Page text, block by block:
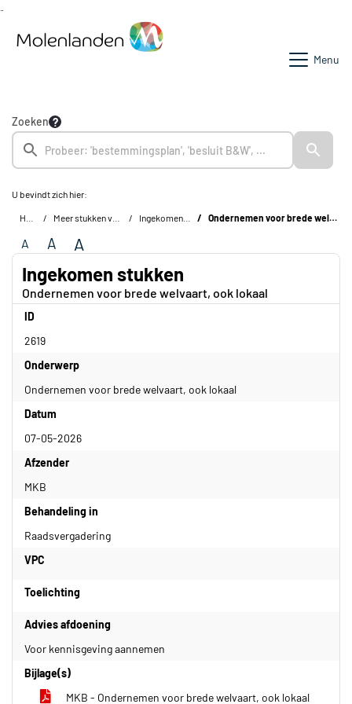
Menu
Zoeken
U bevindt zich hier:
Meer stukken van de raad Ingekomen stukken Ondernemen voor brede welvaart, ook lokaal
A A A
Ingekomen stukken
Ondernemen voor brede welvaart, ook lokaal
ID
2619
Onderwerp
Ondernemen voor brede welvaart, ook lokaal
Datum
07-05-2026
Afzender
MKB
Behandeling in
Raadsvergadering
VPC
Toelichting
Advies afdoening
Voor kennisgeving aannemen
Bijlage(s)
MKB - Ondernemen voor brede welvaart, ook lokaal